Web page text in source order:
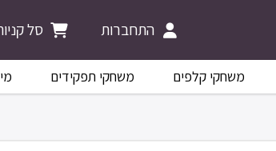
התחברות סל
משחקי קלפים משחקי תפקידים